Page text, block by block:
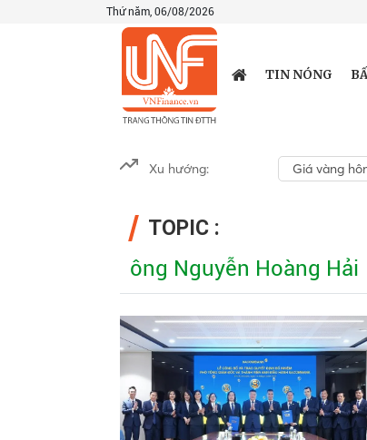
Thứ năm, 06/08/2026
TIN NÓNG
Xu hướng: Giá vàng
TOPIC :
ông Nguyễn Hoàng Hải